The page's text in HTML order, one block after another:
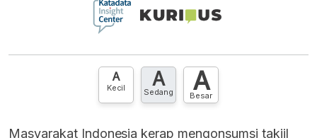
A
Kecil A
Sedang A
Besar
Masyarakat Indonesia kerap mengonsumsi takjil